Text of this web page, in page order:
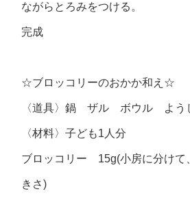
ながらとろみをつける。
完成
☆ブロッコリーのおかか和え☆
〈道具〉鍋 ザル ボウル よう
〈材料〉子ども1人分
ブロッコリー 15g(小房に分けて
きさ)